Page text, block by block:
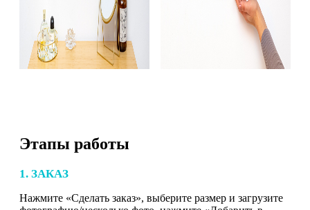
Этапы работы
1. ЗАКАЗ
Нажмите «Сделать заказ», выберите размер и загрузите